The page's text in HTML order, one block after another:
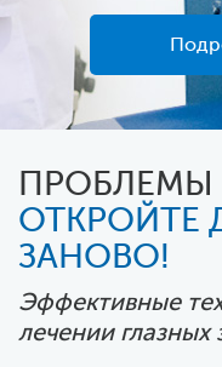
ПРОБЛЕМЫ
ОТКРОЙТЕ
ЗАНОВО!
Эффективные
лечении глазных